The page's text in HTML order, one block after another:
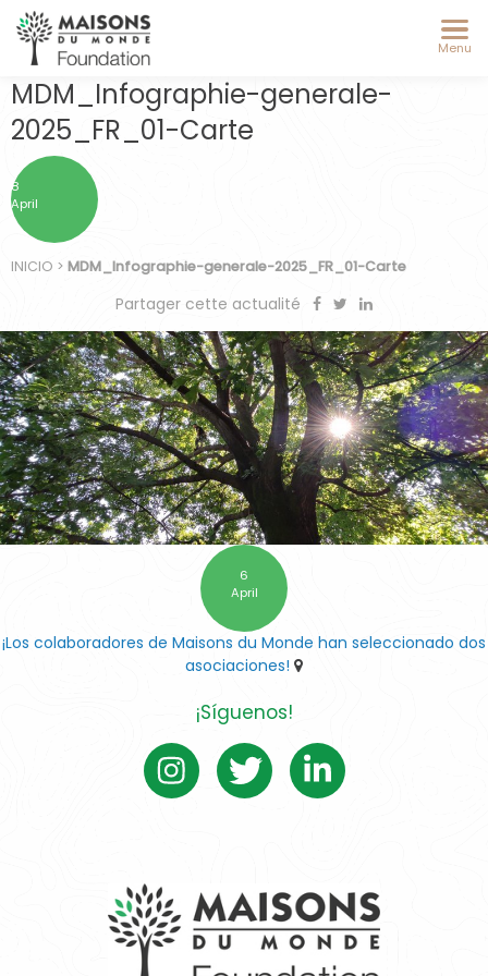
Menu
MDM_Infographie-generale-
2025_FR_01-Carte
8
April
INICIO > MDM_Infographie-generale-2025_FR_01-Carte
Partager cette actualité
6
April
¡Los colaboradores de Maisons du Monde han seleccionado dos
asociaciones!
¡Síguenos!